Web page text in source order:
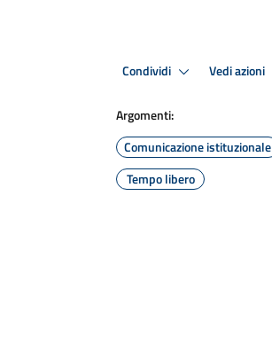
Condividi Vedi azioni
Argomenti:
Comunicazione istituzionale
Tempo libero